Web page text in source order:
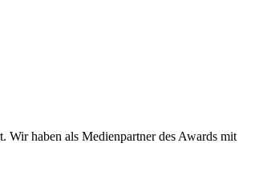
Wir haben als Medienpartner des Awards mit